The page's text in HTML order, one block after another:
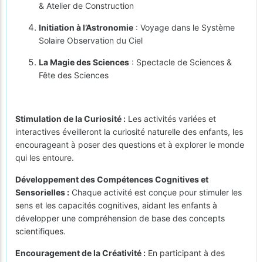
& Atelier de Construction
Initiation à l’Astronomie : Voyage dans le Système
Solaire Observation du Ciel
La Magie des Sciences : Spectacle de Sciences &
Fête des Sciences
Stimulation de la Curiosité : Les activités variées et
interactives éveilleront la curiosité naturelle des enfants, les
encourageant à poser des questions et à explorer le monde
qui les entoure.
Développement des Compétences Cognitives et
Sensorielles : Chaque activité est conçue pour stimuler les
sens et les capacités cognitives, aidant les enfants à
développer une compréhension de base des concepts
scientifiques.
Encouragement de la Créativité : En participant à des